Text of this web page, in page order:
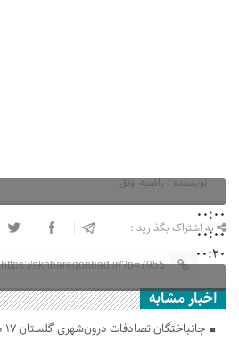
00:00
00:00
00:20
نویسنده : راضیه اونق
به اشتراک بگذارید :
https://akhbaregonbad.ir/?p=7955
اخبار مشابه
جانباختگان تصادفات درون‌شهری گلستان ۱۷ درصد کاهش یافت